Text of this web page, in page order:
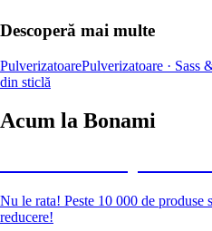
Descoperă mai multe
PulverizatoarePulverizatoare · Sass
din sticlă
Acum la Bonami
Nu le rata! Peste 10 000 de produse
reducere!